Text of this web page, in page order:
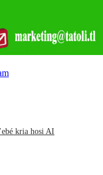
kria hosi AI